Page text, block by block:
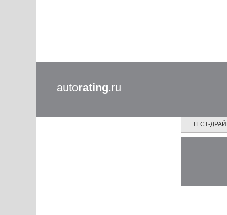
autorating.ru
ТЕСТ-